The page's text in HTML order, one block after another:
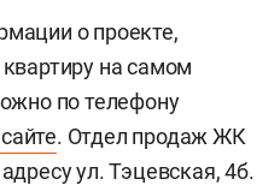
о проекте,
на самом
по телефону
. Отдел продаж ЖК
ул. Тэцевская, 4б.